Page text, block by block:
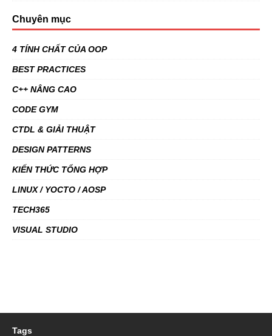
Chuyên mục
4 TÍNH CHẤT CỦA OOP
BEST PRACTICES
C++ NÂNG CAO
CODE GYM
CTDL & GIẢI THUẬT
DESIGN PATTERNS
KIẾN THỨC TỔNG HỢP
LINUX / YOCTO / AOSP
TECH365
VISUAL STUDIO
Tags